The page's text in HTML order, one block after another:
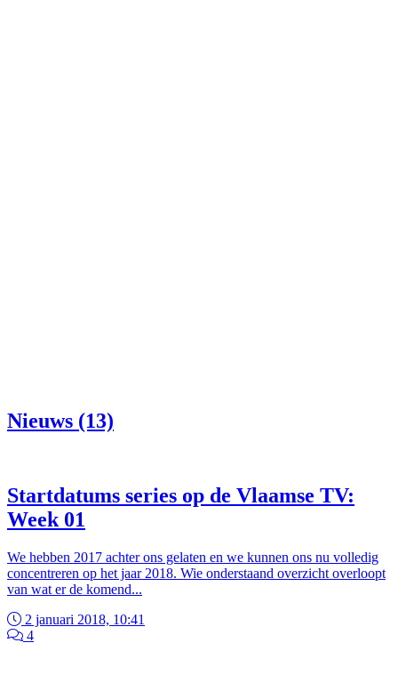
Nieuws (13)
Startdatums series op de Vlaamse TV:
Week 01
We hebben 2017 achter ons gelaten en we kunnen ons nu volledig
concentreren op het jaar 2018. Wie onderstaand overzicht overloopt
van wat er de komend...
2 januari 2018, 10:41
4